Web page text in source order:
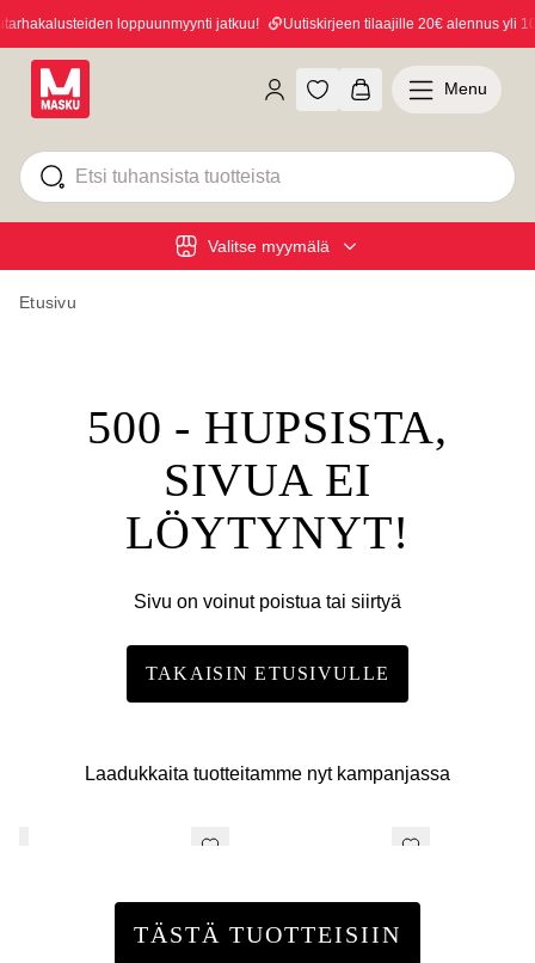
loppuunmyynti jatkuu! Uutiskirjeen tilaajille 20€ alennus yli
Valitse myymälä
Menu
Etusivu
500 - HUPSISTA,
SIVUA EI
LÖYTYNYT!
Sivu on voinut poistua tai siirtyä
TAKAISIN ETUSIVULLE
Laadukkaita tuotteitamme nyt kampanjassa
TÄSTÄ TUOTTEISIIN